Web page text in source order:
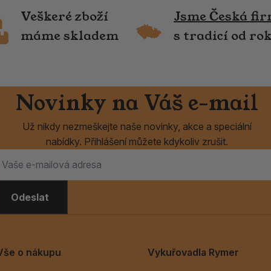
Veškeré zboží
máme skladem
Jsme Česká
s tradicí od
Novinky na Váš e-mail
Už nikdy nezmeškejte naše novinky, akce a speciální
nabídky. Přihlášení můžete kdykoliv zrušit.
Odeslat
o nákupu Vykuřovadla Rymer